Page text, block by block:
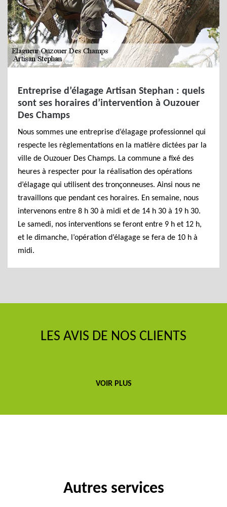
Entreprise d’élagage Artisan Stephan : quels
sont ses horaires d’intervention à Ouzouer
Des Champs
Nous sommes une entreprise d’élagage professionnel qui
respecte les règlementations en la matière dictées par la
ville de Ouzouer Des Champs. La commune a fixé des
heures à respecter pour la réalisation des opérations
d’élagage qui utilisent des tronçonneuses. Ainsi nous ne
travaillons que pendant ces horaires. En semaine, nous
intervenons entre 8 h 30 à midi et de 14 h 30 à 19 h 30.
Le samedi, nos interventions se feront entre 9 h et 12 h,
et le dimanche, l’opération d’élagage se fera de 10 h à
midi.
LES AVIS DE NOS CLIENTS
VOIR PLUS
Autres services